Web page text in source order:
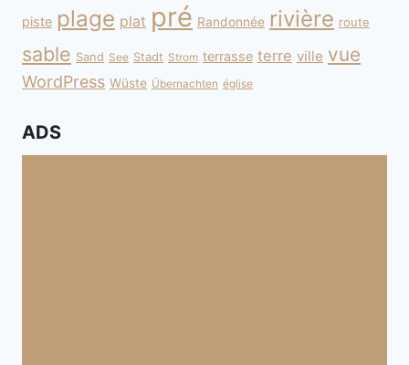
piste plage plat pré Randonnée rivière route
sable Sand See Stadt Strom terrasse terre ville vue
WordPress Wüste Übernachten église
ADS